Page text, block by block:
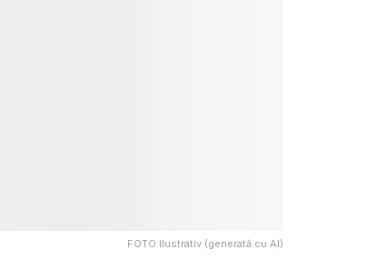
FOTO Ilustrativ (generată cu AI)